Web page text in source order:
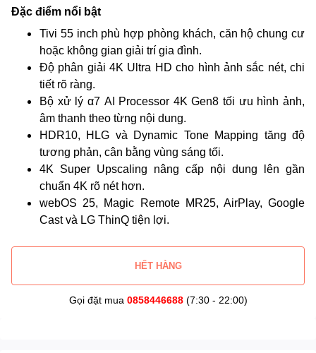
Đặc điểm nổi bật
Tivi 55 inch phù hợp phòng khách, căn hộ chung cư
hoặc không gian giải trí gia đình.
Độ phân giải 4K Ultra HD cho hình ảnh sắc nét, chi
tiết rõ ràng.
Bộ xử lý α7 AI Processor 4K Gen8 tối ưu hình ảnh,
âm thanh theo từng nội dung.
HDR10, HLG và Dynamic Tone Mapping tăng độ
tương phản, cân bằng vùng sáng tối.
4K Super Upscaling nâng cấp nội dung lên gần
chuẩn 4K rõ nét hơn.
webOS 25, Magic Remote MR25, AirPlay, Google
Cast và LG ThinQ tiện lợi.
HẾT HÀNG
Gọi đặt mua 0858446688(7:30 - 22:00)